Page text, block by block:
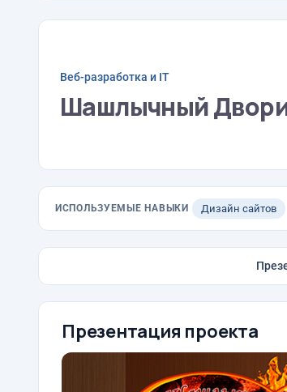
Веб-разработка и IT
Шашлычный
ИСПОЛЬЗУЕМЫЕ НАВЫКИ Дизайн сайтов
Презентация проекта